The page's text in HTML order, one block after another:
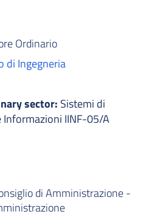
Ordinario
di Ingegneria
sector: Sistemi di
Informazioni IINF-05/A
di Amministrazione -